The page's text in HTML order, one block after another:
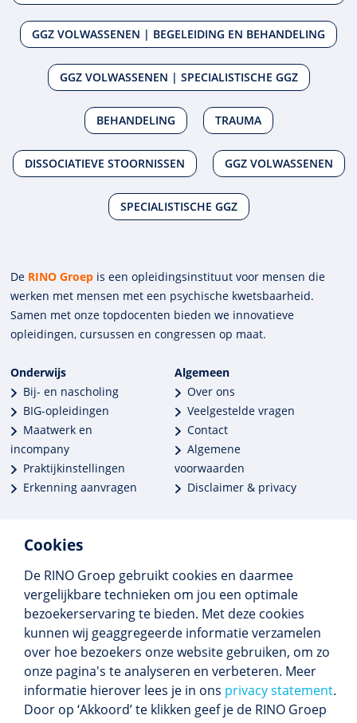
Cookies
De RINO Groep gebruikt cookies en daarmee
vergelijkbare technieken om jou een optimale
bezoekerservaring te bieden. Met deze cookies
kunnen wij geaggregeerde informatie verzamelen
over hoe bezoekers onze website gebruiken, om zo
onze pagina's te analyseren en verbeteren. Meer
informatie hierover lees je in ons privacy statement.
Door op ‘Akkoord’ te klikken geef je de RINO Groep
GGZ VOLWASSENEN | BEGELEIDING EN BEHANDELING
GGZ VOLWASSENEN | SPECIALISTISCHE GGZ
BEHANDELING TRAUMA
DISSOCIATIEVE STOORNISSEN GGZ VOLWASSENEN
SPECIALISTISCHE GGZ
De RINO Groep is een opleidings­insti­tuut voor mensen die
werken met mensen met een psychische kwets­baar­heid.
Samen met onze top­docenten bieden we innova­tieve
opleidingen, cursussen en congres­sen op maat.
Onderwijs
Bij- en nascholing
BIG-opleidingen
Maatwerk en
incompany
Praktijkinstellingen
Erkenning aanvragen
Algemeen
Over ons
Veelgestelde vragen
Contact
Algemene
voorwaarden
Disclaimer & privacy
Meer dan 250 opleidingen
Alle BIG-opleidingen in huis
Cedeo-erkend en CRKBO-geregistreerd
Gemiddelde beoordeling 8,4
Volg ons